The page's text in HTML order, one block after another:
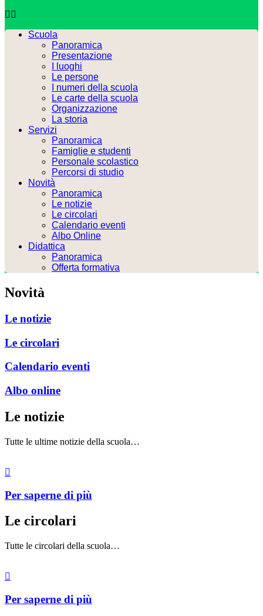
Scuola
Panoramica
Presentazione
I luoghi
Le persone
I numeri della scuola
Le carte della scuola
Organizzazione
La storia
Servizi
Panoramica
Famiglie e studenti
Personale scolastico
Percorsi di studio
Novità
Panoramica
Le notizie
Le circolari
Calendario eventi
Albo Online
Didattica
Panoramica
Offerta formativa
Novità
Le notizie
Le circolari
Calendario eventi
Albo online
Le notizie
Tutte le ultime notizie della scuola…
Per saperne di più
Le circolari
Tutte le circolari della scuola…
Per saperne di più